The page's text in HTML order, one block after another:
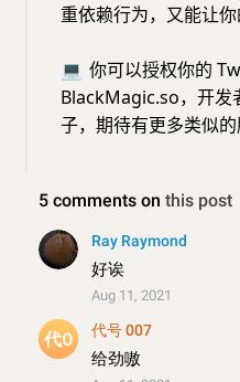
重依赖行为，又能让你
💻 你可以授权你的
BlackMagic.so，开发
子，期待有更多类似的